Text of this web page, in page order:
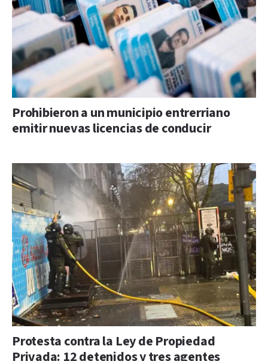
Prohibieron a un municipio entrerriano
emitir nuevas licencias de conducir
Protesta contra la Ley de Propiedad
Privada: 12 detenidos y tres agentes